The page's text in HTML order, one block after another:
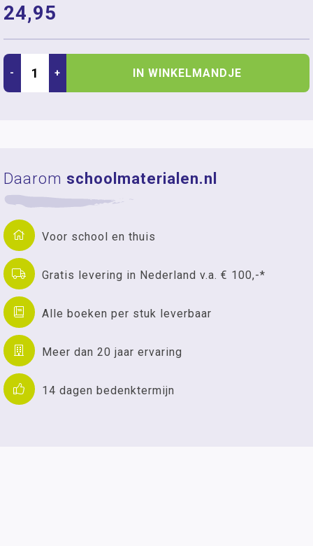
24,95
- + IN WINKELMANDJE
Daarom schoolmaterialen.nl
Voor school en thuis
Gratis levering in Nederland v.a. € 100,-*
Alle boeken per stuk leverbaar
Meer dan 20 jaar ervaring
14 dagen bedenktermijn